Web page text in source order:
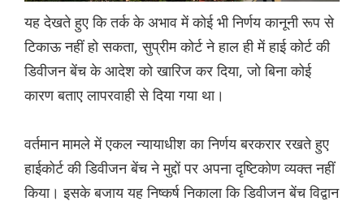
यह देखते हुए कि तर्क के अभाव में कोई भी निर्णय कानूनी रूप से
टिकाऊ नहीं हो सकता, सुप्रीम कोर्ट ने हाल ही में हाई कोर्ट की
डिवीजन बेंच के आदेश को खारिज कर दिया, जो बिना कोई
कारण बताए लापरवाही से दिया गया था।
वर्तमान मामले में एकल न्यायाधीश का निर्णय बरकरार रखते हुए
हाईकोर्ट की डिवीजन बेंच ने मुद्दों पर अपना दृष्टिकोण व्यक्त नहीं
किया। इसके बजाय यह निष्कर्ष निकाला कि डिवीजन बेंच विद्वान